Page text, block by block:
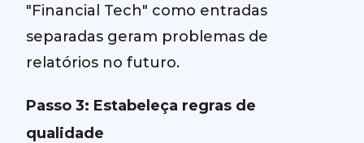
"Financial Tech" como entradas
separadas geram problemas de
relatórios no futuro.
Passo 3: Estabeleça regras de
qualidade